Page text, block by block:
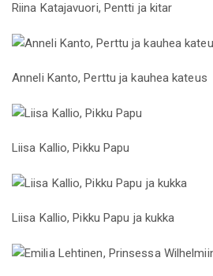
Riina Katajavuori, Pentti ja kitar
Anneli Kanto, Perttu ja kauhea kateus
Liisa Kallio, Pikku Papu
Liisa Kallio, Pikku Papu ja kukka